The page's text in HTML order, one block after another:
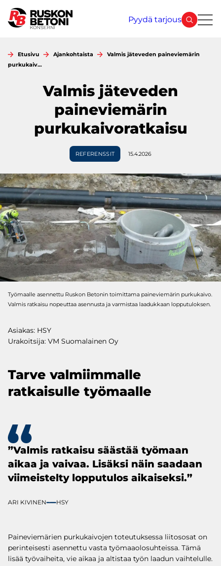
sisältöön
Pyydä tarjous
Etusivu Ajankohtaista
Valmis jäteveden paineviemärin
purkukaiv…
Valmis jäteveden
paineviemärin
purkukaivoratkaisu
REFERENSSIT 15.4.2026
Työmaalle asennettu Ruskon Betonin toimittama paineviemärin purkukaivo.
Valmis ratkaisu nopeuttaa asennusta ja varmistaa laadukkaan lopputuloksen.
Asiakas: HSY
Urakoitsija: VM Suomalainen Oy
Tarve valmiimmalle
ratkaisulle työmaalle
”Valmis ratkaisu säästää työmaan
aikaa ja vaivaa. Lisäksi näin saadaan
viimeistelty lopputulos aikaiseksi.”
ARI KIVINEN HSY
Paineviemärien purkukaivojen toteutuksessa liitososat on
perinteisesti asennettu vasta työmaaolosuhteissa. Tämä
lisää työvaiheita, vie aikaa ja altistaa työn laadun vaihtelulle.